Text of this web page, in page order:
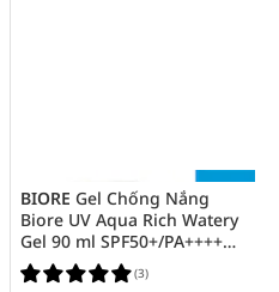
BIORE Gel Chống Nắng
Biore UV Aqua Rich Watery
Gel 90 ml SPF50+/PA++++
Màng Nước Dưỡng Da 90ml
(3)